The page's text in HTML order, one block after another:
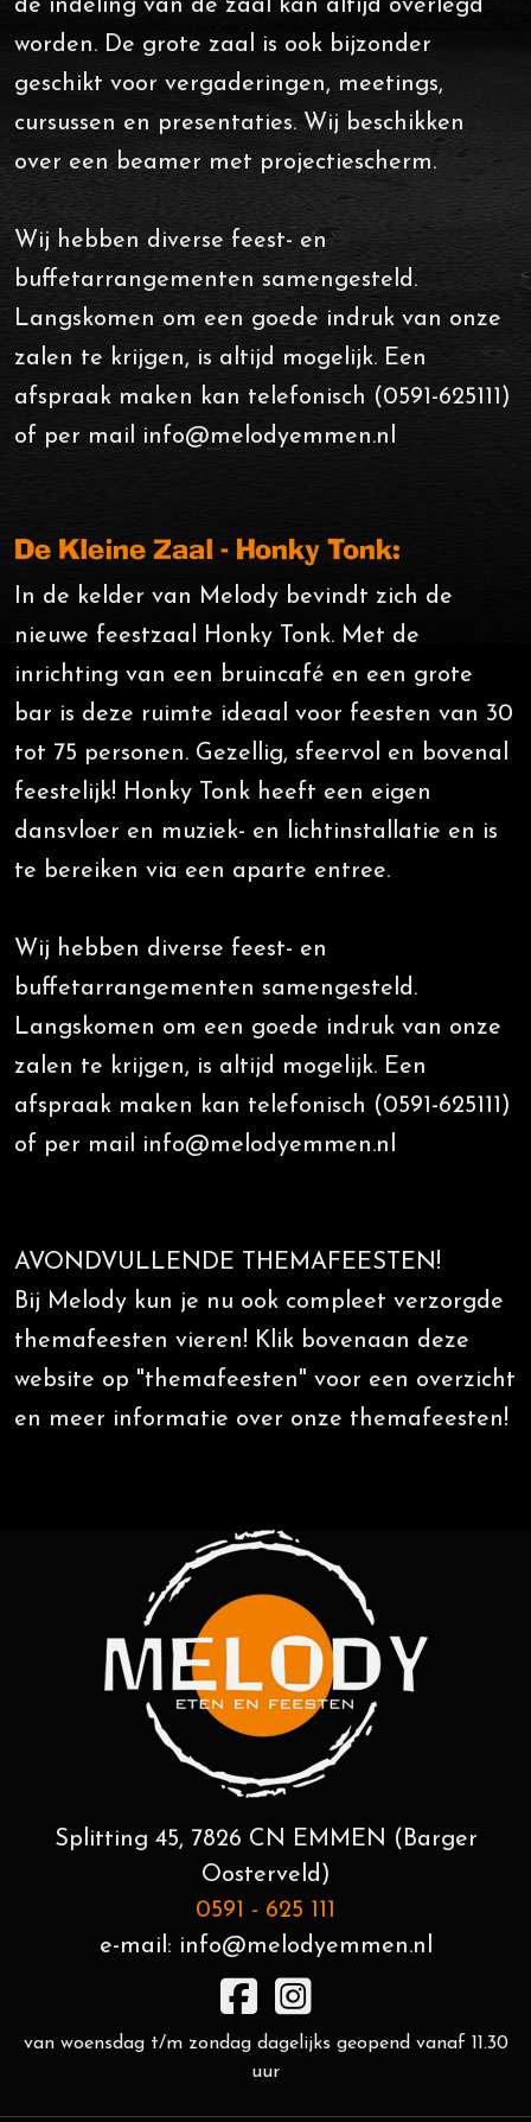
de indeling van de zaal kan altijd overlegd
worden. De grote zaal is ook bijzonder
geschikt voor vergaderingen, meetings,
cursussen en presentaties. Wij beschikken
over een beamer met projectiescherm.
Wij hebben diverse feest- en
buffetarrangementen samengesteld.
Langskomen om een goede indruk van onze
zalen te krijgen, is altijd mogelijk. Een
afspraak maken kan telefonisch (0591-625111)
of per mail info@melodyemmen.nl
De Kleine Zaal - Honky Tonk:
In de kelder van Melody bevindt zich de
nieuwe feestzaal Honky Tonk. Met de
inrichting van een bruincafé en een grote
bar is deze ruimte ideaal voor feesten van 30
tot 75 personen. Gezellig, sfeervol en bovenal
feestelijk! Honky Tonk heeft een eigen
dansvloer en muziek- en lichtinstallatie en is
te bereiken via een aparte entree.
Wij hebben diverse feest- en
buffetarrangementen samengesteld.
Langskomen om een goede indruk van onze
zalen te krijgen, is altijd mogelijk. Een
afspraak maken kan telefonisch (0591-625111)
of per mail info@melodyemmen.nl
AVONDVULLENDE THEMAFEESTEN!
Bij Melody kun je nu ook compleet verzorgde
themafeesten vieren! Klik bovenaan deze
website op "themafeesten" voor een overzicht
en meer informatie over onze themafeesten!
Splitting 45, 7826 CN EMMEN (Barger
Oosterveld)
0591 - 625 111
e-mail: info@melodyemmen.nl
van woensdag t/m zondag dagelijks geopend vanaf 11.30
uur